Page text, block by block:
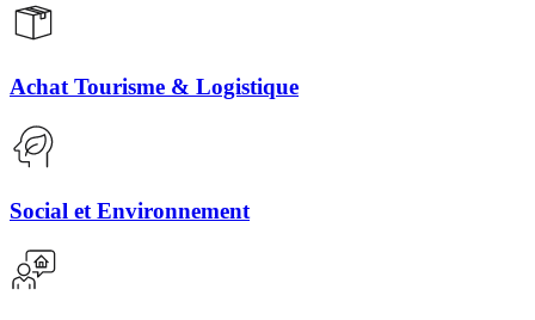
Achat Tourisme & Logistique
Social et Environnement